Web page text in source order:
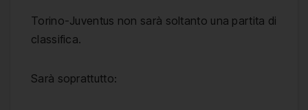
Torino-Juventus non sarà soltanto una partita di
classifica.
Sarà soprattutto: